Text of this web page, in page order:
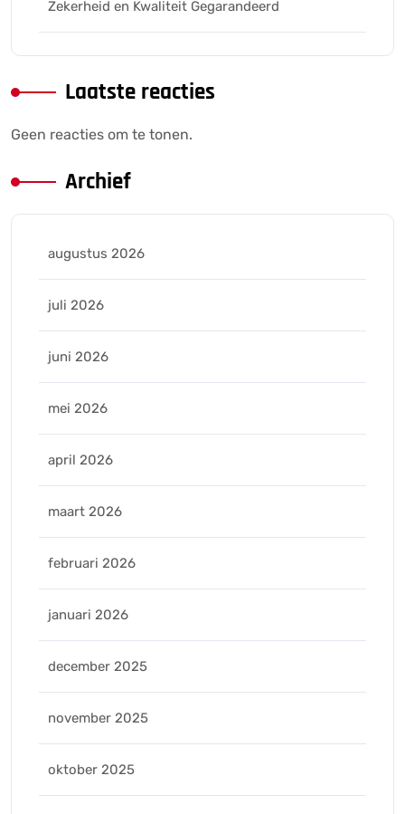
Zekerheid en Kwaliteit Gegarandeerd
Laatste reacties
Geen reacties om te tonen.
Archief
augustus 2026
juli 2026
juni 2026
mei 2026
april 2026
maart 2026
februari 2026
januari 2026
december 2025
november 2025
oktober 2025